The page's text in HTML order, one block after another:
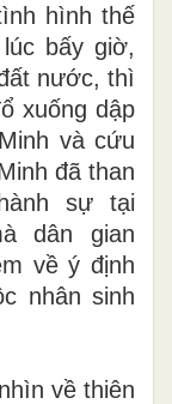
hình thế
bấy giờ,
nước, thì
xuống dập
và cứu
đã than
sự tại
dân gian
về ý định
nhân sinh
về thiên